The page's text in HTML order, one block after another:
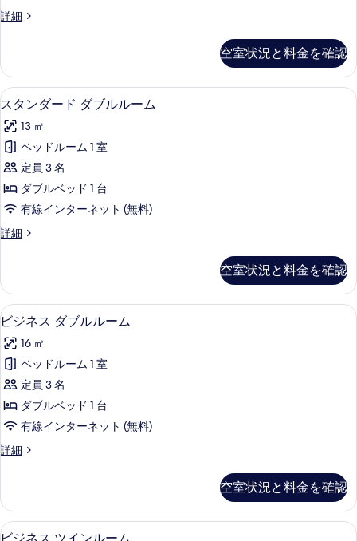
ル
ー
ム
の
す
べ
て
の
写
真
示
す
る
詳細
ス
ア
ダ
ブ
ル
ー
ム
の
詳
細
空室状況と料金を確認
ス
タ
ン
ダ
ー
ド
ブ
ル
ー
ム
の
す
べ
て
の
写
表
示
スタンダード ダブルルーム | 羽毛の
4
スタンダード ダブルルーム
13 ㎡
ベッドルーム 1 室
定員 3 名
ダブルベッド 1 台
有線インターネット (無料)
詳細
ス
ー
ド
ダ
ル
ル
ー
ム
の
詳
細
空室状況と料金を確認
ビ
ジ
ネ
ス
ダ
ブ
ル
ム
の
ビジネス ダブルルーム | 羽毛の掛け
5
ビジネス ダブルルーム
16 ㎡
ベッドルーム 1 室
定員 3 名
ダブルベッド 1 台
有線インターネット (無料)
詳細
ビ
ダ
ブ
ル
空室状況と料金を確認
ビ ビジネス ツインルーム | 羽毛の掛け
6